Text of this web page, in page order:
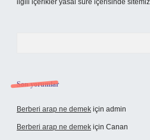
ilgili içerikler yasal süre içerisinde
Son yorumlar
Berberi arap ne demek için admin
Berberi arap ne demek için Canan